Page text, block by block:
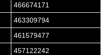
466674171
463309794
461579477
457122242